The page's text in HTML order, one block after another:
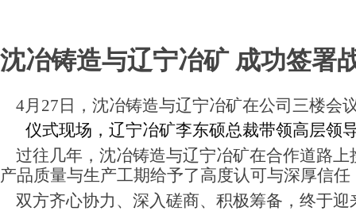
沈冶铸造与辽宁冶矿 成功签署
4月27日，沈冶铸造与辽宁冶矿在公司三楼会
仪式现场，辽宁冶矿李东硕总裁带领高层领
过往几年 ，沈冶铸造与辽宁冶矿在合作道路上
产品质量与生产工期给予了高度认可与深厚信
双方齐心协力、深入磋商、积极筹备，终于迎